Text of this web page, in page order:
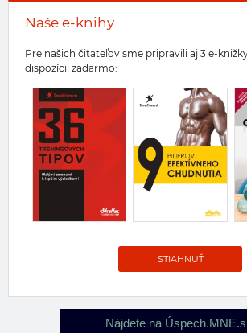
Naše e-knihy
Pre našich čitateľov sme pripravili aj 3 e-
dispozícii zadarmo:
STIAHNUŤ